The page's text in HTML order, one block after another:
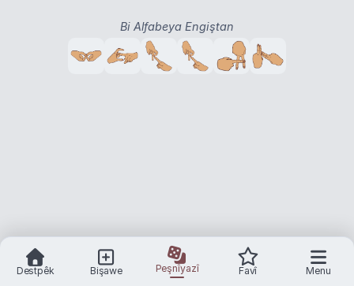
Bi Alfabeya Engiştan
Destpêk Bişawe Peşnîyazî Favî Menu